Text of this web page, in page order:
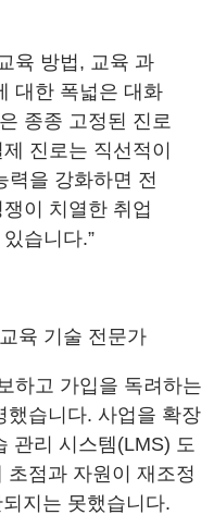
육 방법, 교육 과
대한 폭넓은 대화
종종 고정된 진로
진로는 직선적이
력을 강화하면 전
이 치열한 취업
습니다.”
육 기술 전문가
하고 가입을 독려하는
했습니다. 사업을 확장
관리 시스템(LMS) 도
점과 자원이 재조정
지는 못했습니다.